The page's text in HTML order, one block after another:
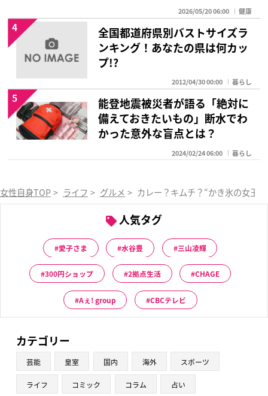
2026/05/20 06:00 健康
全国都道府県別バストサイズラ
ンキング！あなたの県は何カッ
プ!?
2012/04/30 00:00 暮らし
4
能登地震被災者が語る「絶対に
備えておきたいもの」断水でわ
かった意外な盲点とは？
2024/02/24 06:00 暮らし
5
女性自身TOP > ライフ > グルメ > カレー？キムチ？“かき氷の女王”
人気タグ
愛子さま 水谷豊 三山凌輝
300円ショップ 2拠点生活 CHAGE
Aぇ! group CBCテレビ
カテゴリー
芸能 皇室 国内 海外 スポーツ
ライフ コミック コラム 占い